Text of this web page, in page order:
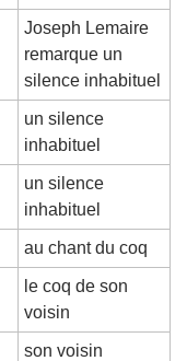
Joseph Lemaire
remarque un
silence inhabituel
un silence
inhabituel
un silence
inhabituel
au chant du coq
le coq de son
voisin
son voisin